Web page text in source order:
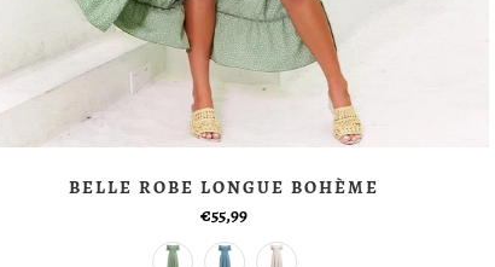
BELLE ROBE LONGUE BOHÈME
€55,99